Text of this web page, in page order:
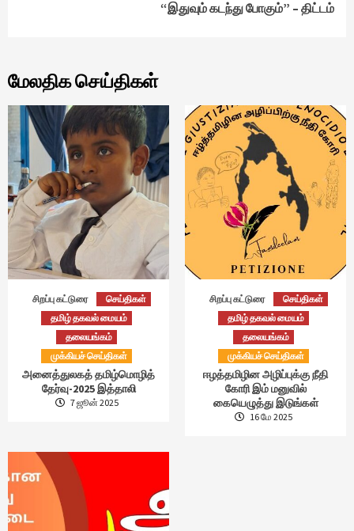
“இதுவும் கடந்து போகும்” – திட்டம்
மேலதிக செய்திகள்
சிறப்பு கட்டுரை
செய்திகள்
தமிழ் தகவல் மையம்
தலையங்கம்
முக்கியச் செய்திகள்
அனைத்துலகத் தமிழ்மொழித்
தேர்வு-2025 இத்தாலி
7 ஜூன் 2025
சிறப்பு கட்டுரை
செய்திகள்
தமிழ் தகவல் மையம்
தலையங்கம்
முக்கியச் செய்திகள்
ஈழத்தமிழின அழிப்புக்கு நீதி
கோரி இம் மனுவில்
கையெழுத்து இடுங்கள்
16 மே 2025